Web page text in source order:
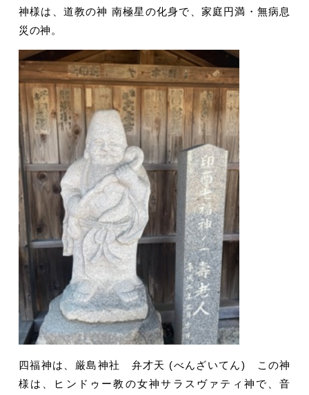
神様は、道教の神 南極星の化身で、家庭円満・無病息
災の神。
四福神は、厳島神社 弁才天 (べんざいてん) この神
様は、ヒンドゥー教の女神サラスヴァティ神で、音